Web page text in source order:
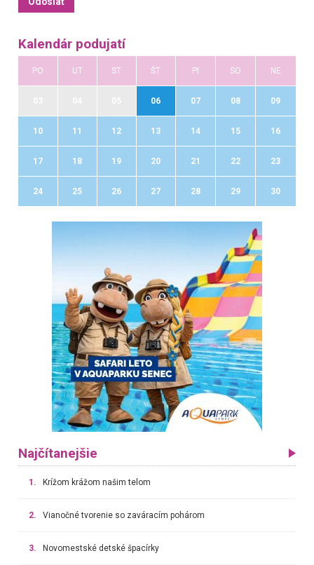
Kalendár podujatí
PO UT ST ŠT PI SO NE
06 07 08 09
10 11 12 13 14 15 16
17 18 19 20 21 22 23
24 25 26 27 28 29 30
Najčítanejšie
1. Krížom krážom našim telom
2. Vianočné tvorenie so zaváracím pohárom
3. Novomestské detské špacírky